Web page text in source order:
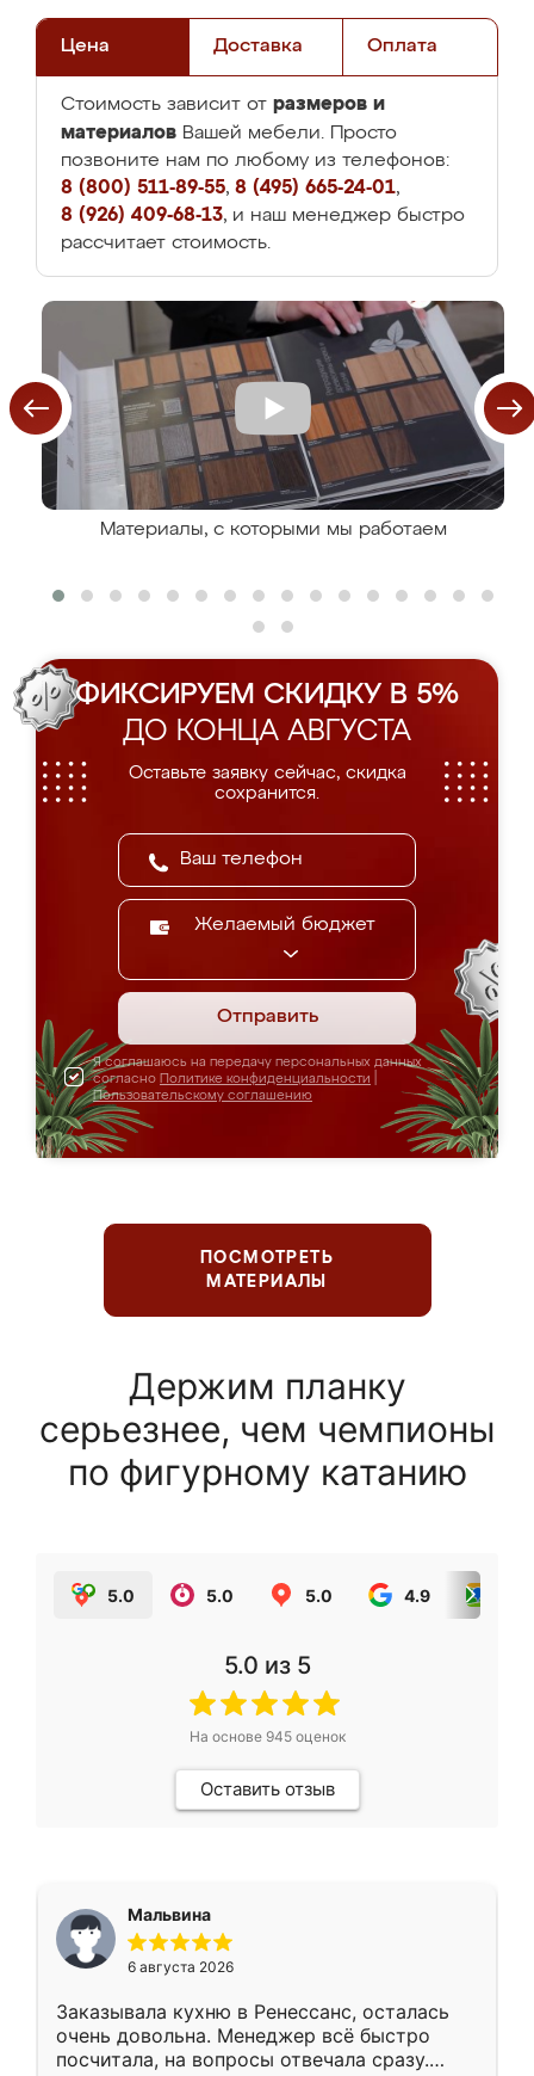
Цена Доставка Оплата
Стоимость зависит от размеров и
материалов Вашей мебели. Просто
позвоните нам по любому из телефонов:
8 (800) 511-89-55, 8 (495) 665-24-01,
8 (926) 409-68-13, и наш менеджер быстро
рассчитает стоимость.
Материалы, с которыми мы работаем
ФИКСИРУЕМ СКИДКУ В 5%
ДО КОНЦА АВГУСТА
Оставьте заявку сейчас, скидка
сохранится.
Желаемый бюджет
Отправить
Я соглашаюсь на передачу персональных данных
согласно Политике конфиденциальности
Пользовательскому соглашению
ПОСМОТРЕТЬ
МАТЕРИАЛЫ
Держим планку
серьезнее, чем чемпионы
по фигурному катанию
5.0 5.0 5.0 4.9
5.0 из 5
На основе 945оценок
Оставить отзыв
Мальвина
6 августа 2026
Заказывала кухню в Ренессанс, осталась
очень довольна. Менеджер всё быстро
посчитала, на вопросы отвечала сразу.